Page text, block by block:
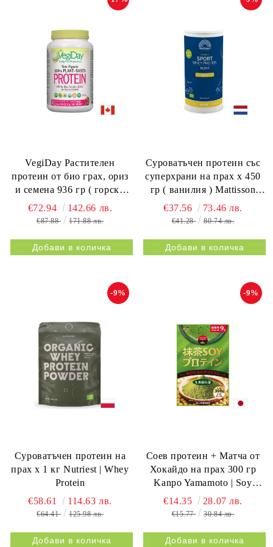
VegiDay Растителен
протеин от био грах, ориз
и семена 936 гр ( горски
плодове ) Natural Factors
€72.94 142.66 лв.
€87.88 171.88 лв.
Суроватъчен протеин със
суперхрани на прах х 450
гр ( ванилия ) Mattisson
Healthstyle | Whey protein &
Super Fooods
€37.56 73.46 лв.
€41.28 80.74 лв.
Суроватъчен протеин на
прах х 1 кг Nutriest | Whey
Protein
-9%
€58.61 114.63 лв.
€64.41 125.98 лв.
Соев протеин + Матча oт
Хокайдо на прах 300 гр
Kanpo Yamamoto | Soy
protein & Matcha
-9%
€14.35 28.07 лв.
€15.77 30.84 лв.